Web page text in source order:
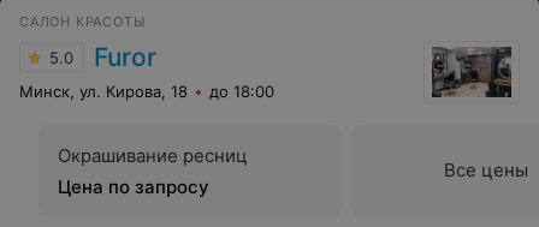
САЛОН КРАСОТЫ
5.0 Furor
Минск, ул. Кирова, 18 до 18:00
Окрашивание ресниц
Цена по запросу
Все цены